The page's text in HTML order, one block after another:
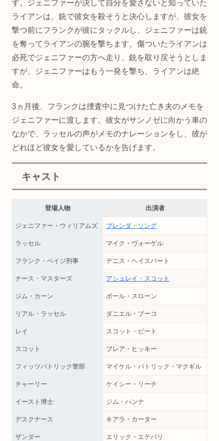
す。ジェニファーが決して自分を愛さないと知っていた
ライアンは、銃で彼女を殺そうと決心しますが、彼女を
撃つ前にフランクが彼にタックルし、ジェニファーは銃
を奪ってライアンの腕を撃ちます。傷ついたライアンは
必死でジェニファーの方へ走り、銃を取り戻そうとしま
すが、ジェニファーはもう一発を撃ち、ライアンは絶
命。
3ヵ月後、フランクは捜査中に見つけた亡き夫のメモを
ジェニファーに渡します。彼女がサンノゼに向かう車の
なかで、ラッセルの声がメモのナレーションをし、彼が
どれほど彼女を愛しているかを告げます。
キャスト
登場人物 出演者
ジェニファー・ウィリアムズ ブレンダ・ソング
ラッセル マイク・ヴォーゲル
フランク・ペイジ刑事 デニス・ヘイスバート
ナース・マスターズ アシュレイ・スコット
ジム・カーン ポール・スローン
リアル・ラッセル ダニエル・ブーコ
レイ スコット・ピート
スコット ブレア・ヒッキー
フィッツパトリック警部 マイケル・パトリック・マクギル
チャーリー ケイシー・リーチ
イースト博士 ジム・ハンナ
デスクナース キアラ・カーター
ザンダー エリック・エテバリ